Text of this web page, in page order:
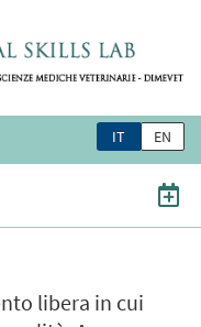
IT EN
libera in cui